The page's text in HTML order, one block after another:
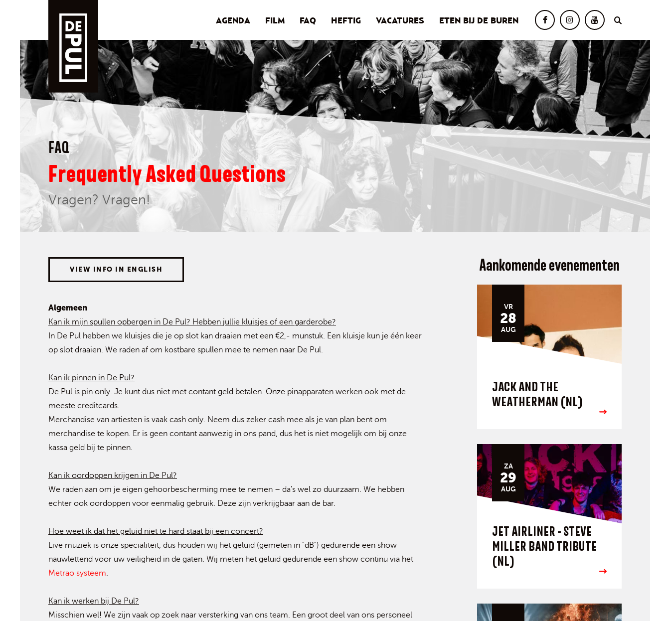
AGENDA FILM FAQ HEFTIG VACATURES ETEN BIJ DE BUREN
FAQ
Frequently Asked Questions
Vragen? Vragen!
VIEW INFO IN ENGLISH
Algemeen
Kan ik mijn spullen opbergen in De Pul? Hebben jullie kluisjes of een garderobe?
In De Pul hebben we kluisjes die je op slot kan draaien met een €2,- munstuk. Een kluisje kun je één keer
op slot draaien. We raden af om kostbare spullen mee te nemen naar De Pul.
Kan ik pinnen in De Pul?
De Pul is pin only. Je kunt dus niet met contant geld betalen. Onze pinapparaten werken ook met de
meeste creditcards.
Merchandise van artiesten is vaak cash only. Neem dus zeker cash mee als je van plan bent om
merchandise te kopen. Er is geen contant aanwezig in ons pand, dus het is niet mogelijk om bij onze
kassa geld bij te pinnen.
Kan ik oordoppen krijgen in De Pul?
We raden aan om je eigen gehoorbescherming mee te nemen – da's wel zo duurzaam. We hebben
echter ook oordoppen voor eenmalig gebruik. Deze zijn verkrijgbaar aan de bar.
Hoe weet ik dat het geluid niet te hard staat bij een concert?
Live muziek is onze specialiteit, dus houden wij het geluid (gemeten in "dB") gedurende een show
nauwlettend voor uw veiligheid in de gaten. Wij meten het geluid gedurende een show continu via het
Metrao systeem.
Kan ik werken bij De Pul?
Misschien wel! We zijn vaak op zoek naar versterking van ons team. Een groot deel van ons personeel
Aankomende evenementen
VR
28
AUG
JACK AND THE
WEATHERMAN (NL)
ZA
29
AUG
JET AIRLINER - STEVE
MILLER BAND TRIBUTE
(NL)